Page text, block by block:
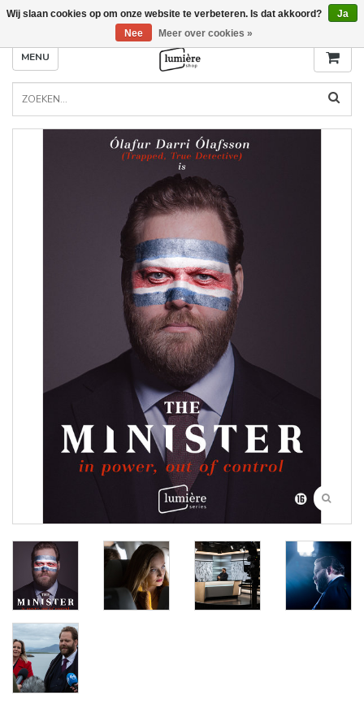
MENU
Wij slaan cookies op om onze website te verbeteren. Is dat akkoord?
Ja
Nee
Meer over cookies »